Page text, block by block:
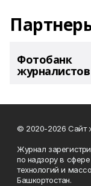
Фотобанк
© 2020-2026 Сайт
Журнал
по надзору в
технологий и
Башкортостан.